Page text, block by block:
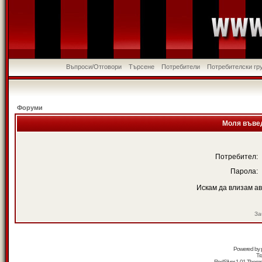
Въпроси/Отговори Търсене Потребители Потребителски
Форуми
Моля
Потребител:
Парола:
Искам да влизам
Powered by